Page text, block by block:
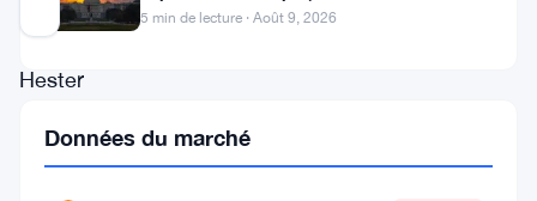
Mis à jour 3 mois il y a
Hester
le marché des cryptos
5 min de lecture · Août 9, 2026
Données du marché